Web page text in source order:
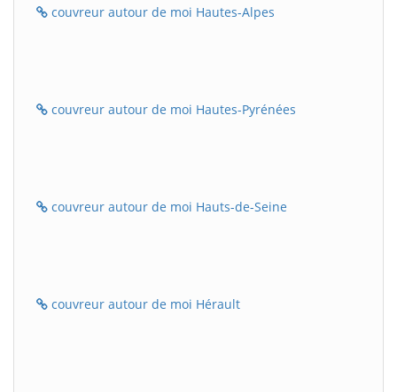
couvreur autour de moi Hautes-Alpes
couvreur autour de moi Hautes-Pyrénées
couvreur autour de moi Hauts-de-Seine
couvreur autour de moi Hérault